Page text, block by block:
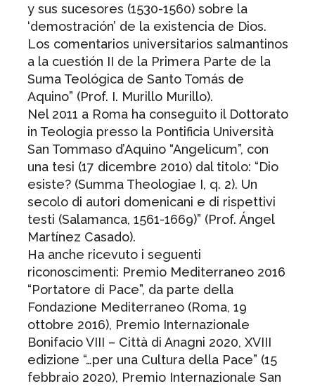
y sus sucesores (1530-1560) sobre la
‘demostración’ de la existencia de Dios.
Los comentarios universitarios salmantinos
a la cuestión II de la Primera Parte de la
Suma Teológica de Santo Tomás de
Aquino” (Prof. I. Murillo Murillo).
Nel 2011 a Roma ha conseguito il Dottorato
in Teologia presso la Pontificia Università
San Tommaso d’Aquino “Angelicum”, con
una tesi (17 dicembre 2010) dal titolo: “Dio
esiste? (Summa Theologiae I, q. 2). Un
secolo di autori domenicani e di rispettivi
testi (Salamanca, 1561-1669)” (Prof. Ángel
Martínez Casado).
Ha anche ricevuto i seguenti
riconoscimenti: Premio Mediterraneo 2016
“Portatore di Pace”, da parte della
Fondazione Mediterraneo (Roma, 19
ottobre 2016), Premio Internazionale
Bonifacio VIII – Città di Anagni 2020, XVIII
edizione “…per una Cultura della Pace” (15
febbraio 2020), Premio Internazionale San